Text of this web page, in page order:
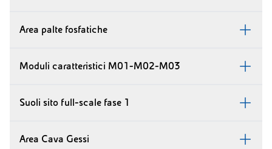
Area palte fosfatiche
Moduli caratteristici M01-M02-M03
Suoli sito full-scale fase 1
Area Cava Gessi